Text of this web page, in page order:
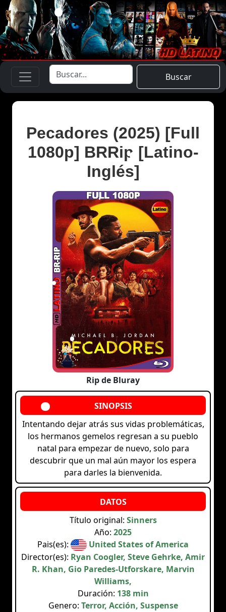
Buscar
Pecadores (2025) [Full
1080p] BRRip [Latino-
Inglés]
Rip de Bluray
Intentando dejar atrás sus vidas problemáticas,
los hermanos gemelos regresan a su pueblo
natal para empezar de nuevo, solo para
descubrir que un mal aún mayor los espera
para darles la bienvenida.
Título original: Sinners
Año: 2025
Pais(es):
United States of America
Director(es): Ryan Coogler, Steve Gehrke, Amir
R. Khan, Gio Paredes-Utforskare, Marvin
Williams,
Duración: 138 min
Genero: Terror, Acción, Suspense